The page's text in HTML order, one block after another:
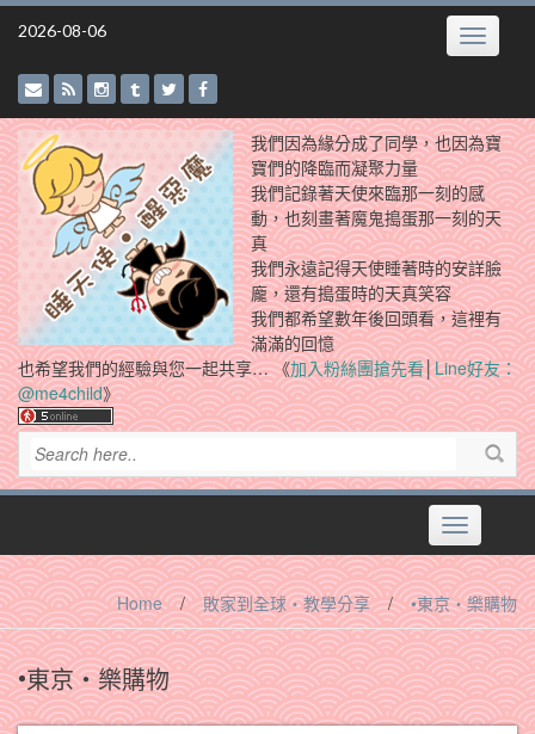
Skip
2026-08-06 Toggle
我們因為緣分成了同學，也因為寶
寶們的降臨而凝聚力量
我們記錄著天使來臨那一刻的感
動，也刻畫著魔鬼搗蛋那一刻的天
真
我們永遠記得天使睡著時的安詳臉
龐，還有搗蛋時的天真笑容
我們都希望數年後回頭看，這裡有
滿滿的回憶
也希望我們的經驗與您一起共享… 《加入粉絲團搶先看│Line好友：
@me4child》
Toggle
navigation
Home / 敗家到全球‧教學分享 / •東京‧樂購物
•東京‧樂購物